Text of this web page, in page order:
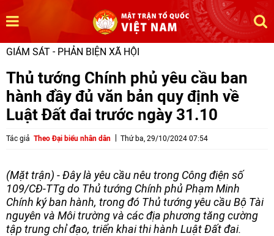
GIÁM SÁT - PHẢN BIỆN XÃ HỘI
Thủ tướng Chính phủ yêu cầu ban
hành đầy đủ văn bản quy định về
Luật Đất đai trước ngày 31.10
Tác giả Theo Đại biểu nhân dân Thứ ba, 29/10/2024 07:54
(Mặt trận) - Đây là yêu cầu nêu trong Công điện số
109/CĐ-TTg do Thủ tướng Chính phủ Phạm Minh
Chính ký ban hành, trong đó Thủ tướng yêu cầu Bộ Tài
nguyên và Môi trường và các địa phương tăng cường
tập trung chỉ đạo, triển khai thi hành Luật Đất đai.